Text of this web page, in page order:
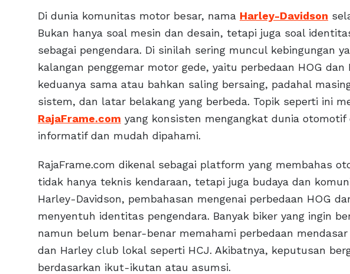
Di dunia komunitas motor besar, nama Harley-Davidson
Bukan hanya soal mesin dan desain, tetapi juga soal
sebagai pengendara. Di sinilah sering muncul kebingungan
kalangan penggemar motor gede, yaitu perbedaan HOG dan
keduanya sama atau bahkan saling bersaing, padahal
sistem, dan latar belakang yang berbeda. Topik seperti ini
RajaFrame.com yang konsisten mengangkat dunia
informatif dan mudah dipahami.
RajaFrame.com dikenal sebagai platform yang membahas
tidak hanya teknis kendaraan, tetapi juga budaya dan
Harley-Davidson, pembahasan mengenai perbedaan HOG
menyentuh identitas pengendara. Banyak biker yang ingin
namun belum benar-benar memahami perbedaan
dan Harley club lokal seperti HCJ. Akibatnya, keputusan
berdasarkan ikut-ikutan atau asumsi.